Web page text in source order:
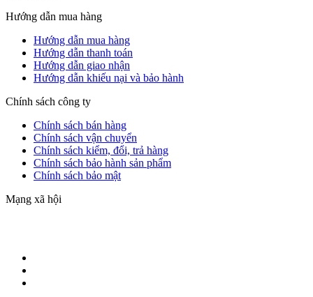
Hướng dẫn mua hàng
Hướng dẫn mua hàng
Hướng dẫn thanh toán
Hướng dẫn giao nhận
Hướng dẫn khiếu nại và bảo hành
Chính sách công ty
Chính sách bán hàng
Chính sách vận chuyển
Chính sách kiểm, đổi, trả hàng
Chính sách bảo hành sản phẩm
Chính sách bảo mật
Mạng xã hội